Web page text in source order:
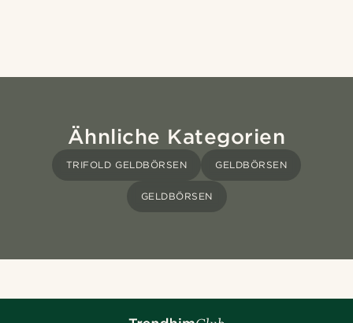
Ähnliche Kategorien
TRIFOLD GELDBÖRSEN GELDBÖRSEN
GELDBÖRSEN